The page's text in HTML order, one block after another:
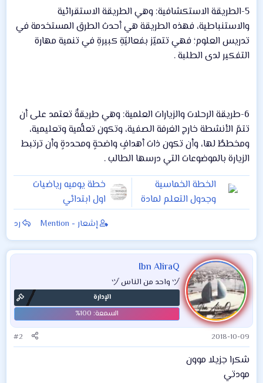
5-الطريقة الاستكشافية: وهي الطريقة الاستقرائية
والاستنباطية، فهذه الطريقة هي أحدث الطرق المستخدمة في
تدريس العلوم؛ فهي تتميّز بفعاليّةِ كبيرةِ في تنمية مهارة
التفكير لدى الطلبة .
6-طريقة الرحلات والزيارات العلمية: وهي طريقةٌ تعتمد على أن
تتمّ الأنشطة خارج الغرفة الصفية، وتكون تعلُّمية وتعليمية،
ومخططٌ لها، وأن تكون ذات أهدافٍ واضحةٍ ومحددةٍ وأن ترتبط
الزيارة بالموضوعات التي درسها الطالب .
الخطة الخماسية
وجدول التعلم لمادة
العلوم للمراحل
خطة يوميه رياضيات
اول ابتدائي
إشعار - Mention رد
Ibn AliraQ
ヅ واحد من الناس ヅ
الإدارة
2018-10-09
#2
شكرا جزيلا موون
مودتي